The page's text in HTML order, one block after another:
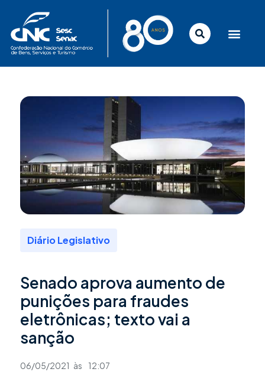
conteúdo
Diário Legislativo
Senado aprova aumento de
punições para fraudes
eletrônicas; texto vai a
sanção
06/05/2021 às
12:07